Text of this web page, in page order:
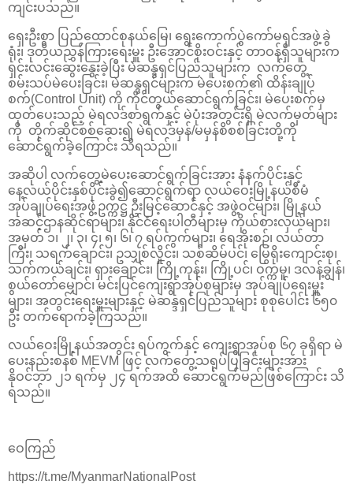
ကျင်းပသည်။
ရှေးဦးစွာ ပြည်ထောင်စုနယ်မြေ၊ ရွေးကောက်ပွဲကော်မရှင်အဖွဲ့ခွဲ
ရုံး၊ ဒုတိယညွှန်ကြားရေးမှူး ဦးအောင်စိုးဝင်းနှင့် တာဝန်ရှိသူများက
ရှင်းလင်းဆွေးနွေးခဲ့ပြီး မဲဆန္ဒရှင်ပြည်သူများက လက်တွေ့
စမ်းသပ်မဲပေးခြင်း၊ မဲဆန္ဒရှင်များက မဲပေးစက်၏ ထိန်းချုပ်
စက်(Control Unit) ကို ကိုင်တွယ်ဆောင်ရွက်ခြင်း၊ မဲပေးစက်မှ
ထုတ်ပေးသည့် မဲရလဒ်စာရွက်နှင့် မဲပုံးအတွင်းရှိ မဲလက်မှတ်များ
ကို တိုက်ဆိုင်စစ်ဆေး၍ မဲရလဒ်မှန်/မမှန်စိစစ်ခြင်းတို့ကို
ဆောင်ရွက်ခဲ့ကြောင်း သိရသည်။
အဆိုပါ လက်တွေ့မဲပေးဆောင်ရွက်ခြင်းအား နံနက်ပိုင်းနှင့်
နေ့လယ်ပိုင်းနှစ်ပိုင်းခွဲ၍ဆောင်ရွက်ရာ လယ်ဝေးမြို့နယ်စီမံ
အုပ်ချုပ်ရေးအဖွဲ့ဥက္ကဋ္ဌ ဦးမြင့်ဆောင်နှင့် အဖွဲ့ဝင်များ၊ မြို့နယ်
အဆင့်ဌာနဆိုင်ရာများ၊ နိုင်ငံရေးပါတီများမှ ကိုယ်စားလှယ်များ၊
အမှတ် ၁၊ ၂၊ ၃၊ ၄၊ ၅၊ ၆၊ ၇ ရပ်ကွက်များ၊ ရေအိုးစဉ်၊ လယ်တာ
ကြီး၊ သရက်ချောင်း၊ ဥသျှစ်လှိုင်း၊ သစ်ဆိမ်ပင်၊ မြွေရိုးကျောင်းစု၊
သက်ကယ်ချင်း၊ ရှားချောင်း၊ ကြို့ကုန်း၊ ကြို့ပင်၊ ဝက္ကမူ၊ ဒလန့်ချွန်၊
စွယ်တော်မျှောင်၊ မင်းပြင်ကျေးရွာအုပ်စုများမှ အုပ်ချုပ်ရေးမှူး
များ၊ အတွင်းရေးမှူးများနှင့် မဲဆန္ဒရှင်ပြည်သူများ စုစုပေါင်း ၆၅၀
ဦး တက်ရောက်ခဲ့ကြသည်။
လယ်ဝေးမြို့နယ်အတွင်း ရပ်ကွက်နှင့် ကျေးရွာအုပ်စု ၆၇ ခုရှိရာ မဲ
ပေးနည်းစနစ် MEVM ဖြင့် လက်တွေ့သရုပ်ပြခြင်းများအား
နိုဝင်ဘာ ၂၁ ရက်မှ ၂၄ ရက်အထိ ဆောင်ရွက်မည်ဖြစ်ကြောင်း သိ
ရသည်။
ဝေကြည်
https://t.me/MyanmarNationalPost